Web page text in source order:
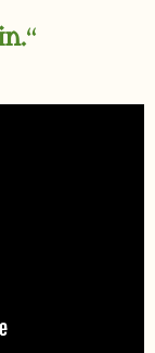
“